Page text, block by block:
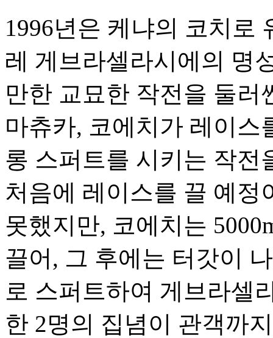
1996년은 케냐의 코치로
레 게브라셀라시에의 명
만한 교묘한 작전을 둘러
마츄카, 코에치가 레이
롱 스퍼트를 시키는 작전
처음에 레이스를 끌 예정
못했지만, 코에치는
끌어, 그 후에는 터갓이
로 스퍼트하여 게브라셀
한 2명의 집념이 관객까